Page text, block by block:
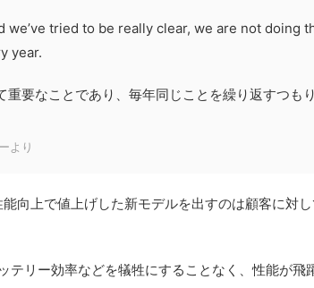
tried to be really clear, we are not doing
year.
重要なことであり、毎年同じことを繰り返すつも
より
向上で値上げした新モデルを出すのは顧客に対
テリー効率などを犠牲にすることなく、性能が